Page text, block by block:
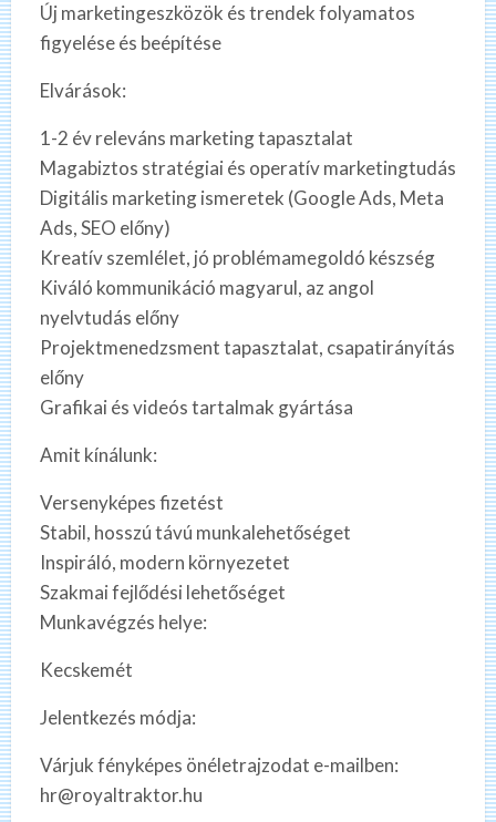
Új marketingeszközök és trendek folyamatos
figyelése és beépítése
Elvárások:
1-2 év releváns marketing tapasztalat
Magabiztos stratégiai és operatív marketingtudás
Digitális marketing ismeretek (Google Ads, Meta
Ads, SEO előny)
Kreatív szemlélet, jó problémamegoldó készség
Kiváló kommunikáció magyarul, az angol
nyelvtudás előny
Projektmenedzsment tapasztalat, csapatirányítás
előny
Grafikai és videós tartalmak gyártása
Amit kínálunk:
Versenyképes fizetést
Stabil, hosszú távú munkalehetőséget
Inspiráló, modern környezetet
Szakmai fejlődési lehetőséget
Munkavégzés helye:
Kecskemét
Jelentkezés módja:
Várjuk fényképes önéletrajzodat e-mailben:
hr@royaltraktor.hu